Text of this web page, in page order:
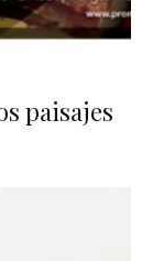
paisajes